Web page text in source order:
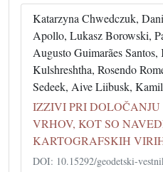
Katarzyna Chwedczuk,
Apollo, Lukasz Borowski,
Augusto Guimarães
Kulshreshtha, Rosendo
Sedeek, Aive Liibusk,
IZZIVI PRI
VRHOV, KOT SO
KARTOGRAFSKIH
DOI: 10.15292/geodetski-